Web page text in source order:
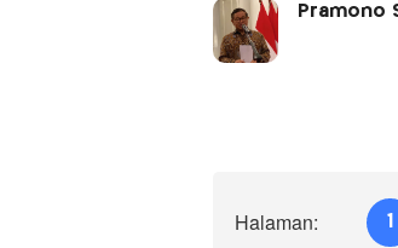
Pramono
Halaman: 1